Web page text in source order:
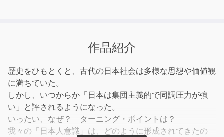
作品紹介
歴史をひもとくと、古代の日本社会は多様な思想や価値観
に満ちていた。
しかし、いつからか「日本は集団主義的で同調圧力が強
い」と評されるようになった。
いったい、なぜ？ ターニング・ポイントは？
我々の「日本人意識」は、どのように形成されてきたの